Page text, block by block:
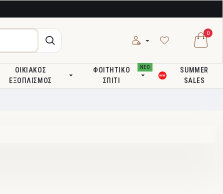
0
ΟΙΚΙΑΚΌΣ
ΕΞΟΠΛΙΣΜΌΣ
ΦΟΙΤΗΤΙΚΌ
ΣΠΊΤΙ
ΝΕΟ
SUMMER
SALES